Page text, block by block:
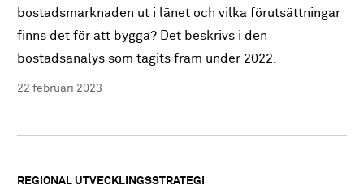
bostadsmarknaden ut i länet och vilka förutsättningar
finns det för att bygga? Det beskrivs i den
bostadsanalys som tagits fram under 2022.
22 februari 2023
REGIONAL UTVECKLINGSSTRATEGI